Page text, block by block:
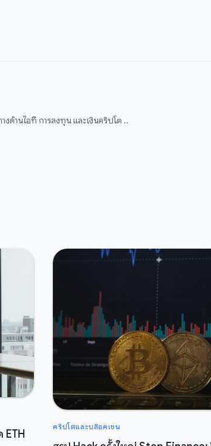
ด้านไอที การลงทุน และเงินคริปโต ..
คริปโตและบล๊อคเชน